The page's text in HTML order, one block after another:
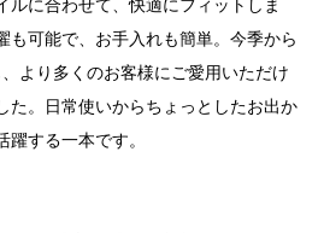
ルに合わせて、快適にフィットしま
も可能で、お手入れも簡単。今季から
より多くのお客様にご愛用いただけ
た。日常使いからちょっとしたお出か
躍する一本です。